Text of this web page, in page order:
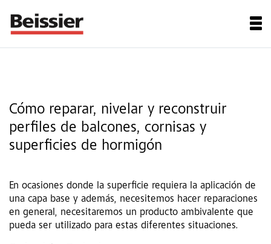
Cómo reparar, nivelar y reconstruir
perfiles de balcones, cornisas y
superficies de hormigón
En ocasiones donde la superficie requiera la aplicación de
una capa base y además, necesitemos hacer reparaciones
en general, necesitaremos un producto ambivalente que
pueda ser utilizado para estas diferentes situaciones.